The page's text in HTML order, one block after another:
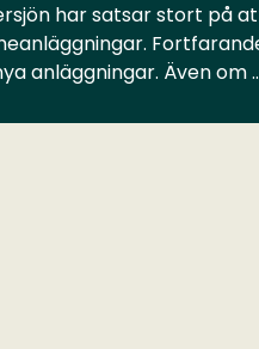
har satsar stort på
anläggningar. Även om